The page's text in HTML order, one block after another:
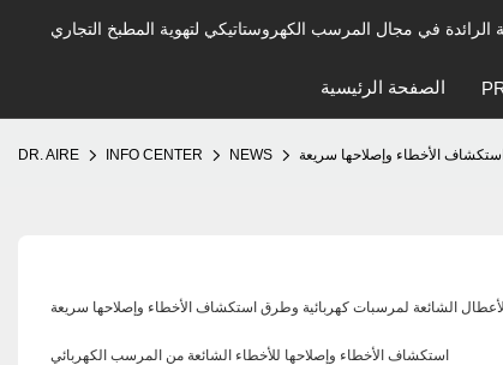
الصفحة الرئيسية
DR. AIRE INFO CENTER NEWS الأخطاء وإصلاحها سريعة
الشائعة لمرسبات كهربائية وطرق استكشاف الأخطاء وإصلاحها سريعة
استكشاف الأخطاء وإصلاحها للأخطاء الشائعة من المرسب الكهربائي